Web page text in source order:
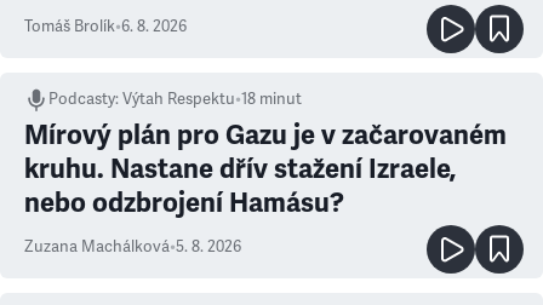
Tomáš Brolík•6. 8. 2026
Podcasty:Výtah Respektu•18 minut
Mírový plán pro Gazu je v začarovaném
kruhu. Nastane dřív stažení Izraele,
nebo odzbrojení Hamásu?
Zuzana Machálková•5. 8. 2026